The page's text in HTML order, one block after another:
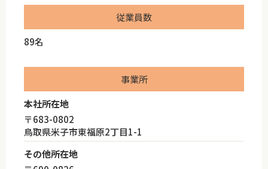
従業員数
89名
事業所
本社所在地
〒683-0802
鳥取県米子市東福原2丁目1-1
その他所在地